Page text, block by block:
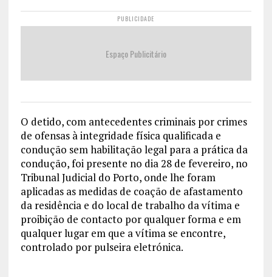
PUBLICIDADE
Espaço Publicitário
O detido, com antecedentes criminais por crimes
de ofensas à integridade física qualificada e
condução sem habilitação legal para a prática da
condução, foi presente no dia 28 de fevereiro, no
Tribunal Judicial do Porto, onde lhe foram
aplicadas as medidas de coação de afastamento
da residência e do local de trabalho da vítima e
proibição de contacto por qualquer forma e em
qualquer lugar em que a vítima se encontre,
controlado por pulseira eletrónica.